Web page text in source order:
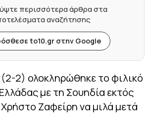
περισσότερα άρθρα στα
αναζήτησης
to10.gr στην Google
2) ολοκληρώθηκε το φιλικό
με τη Σουηδία εκτός
Ζαφείρη να μιλά μετά